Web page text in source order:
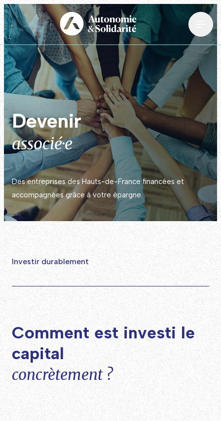
Devenir
associé·e
Des entreprises des Hauts-de-France financées et
accompagnées grâce à votre épargne.
Investir durablement
Comment est investi le
capital
concrètement ?